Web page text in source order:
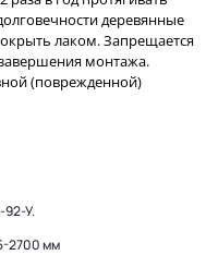
деревянные
лаком. Запрещается
монтажа.
(поврежденной)
У.
2700 мм